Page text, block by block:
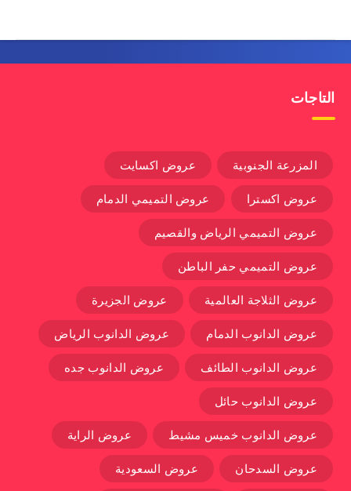
التاجات
المزرعة الجنوبية عروض اكسايت
عروض اكسترا عروض التميمي الدمام
عروض التميمي الرياض والقصيم
عروض التميمي حفر الباطن
عروض الثلاجة العالمية عروض الجزيرة
عروض الدانوب الدمام عروض الدانوب الرياض
عروض الدانوب الطائف عروض الدانوب جده
عروض الدانوب حائل
عروض الدانوب خميس مشيط عروض الراية
عروض السدحان عروض السعودية